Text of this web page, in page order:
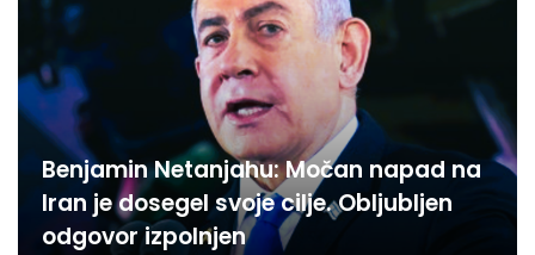
Benjamin Netanjahu: Močan napad na
Iran je dosegel svoje cilje. Obljubljen
odgovor izpolnjen